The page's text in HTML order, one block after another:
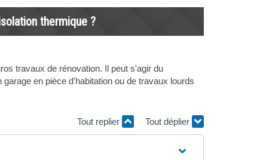
thermique ?
travaux de rénovation. Il peut s'agir du
en pièce d'habitation ou de travaux lourds
Tout replier Tout déplier